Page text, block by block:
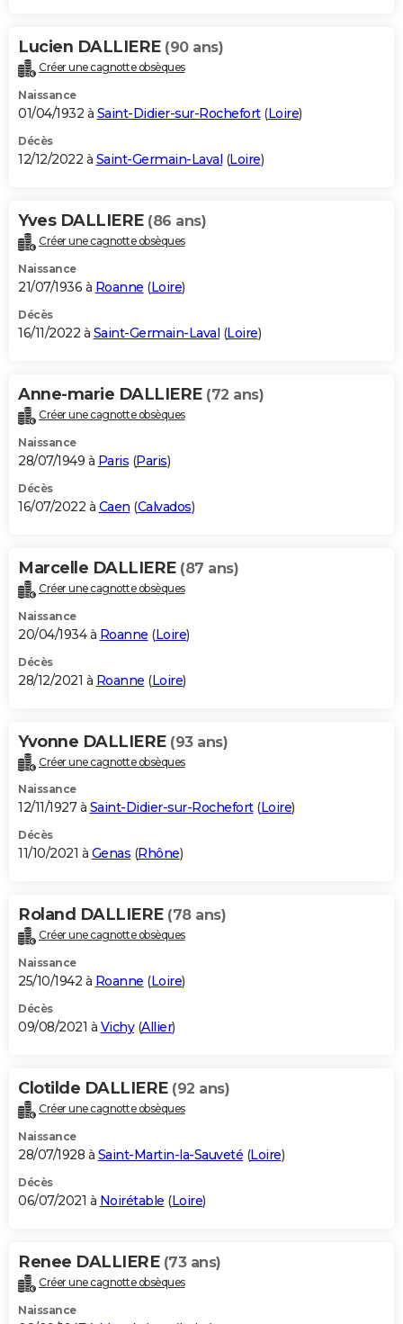
Lucien DALLIERE (90 ans)
Créer une cagnotte obsèques
Naissance
01/04/1932 à Saint-Didier-sur-Rochefort(Loire)
Décès
12/12/2022 à Saint-Germain-Laval (Loire)
Yves DALLIERE (86 ans)
Créer une cagnotte obsèques
Naissance
21/07/1936 à Roanne (Loire)
Décès
16/11/2022 à Saint-Germain-Laval (Loire)
Anne-marie DALLIERE (72 ans)
Créer une cagnotte obsèques
Naissance
28/07/1949 à Paris (Paris)
Décès
16/07/2022 à Caen (Calvados)
Marcelle DALLIERE (87 ans)
Créer une cagnotte obsèques
Naissance
20/04/1934 à Roanne (Loire)
Décès
28/12/2021 à Roanne (Loire)
Yvonne DALLIERE (93 ans)
Créer une cagnotte obsèques
Naissance
12/11/1927 à Saint-Didier-sur-Rochefort(Loire)
Décès
11/10/2021 à Genas (Rhône)
Roland DALLIERE (78 ans)
Créer une cagnotte obsèques
Naissance
25/10/1942 à Roanne (Loire)
Décès
09/08/2021 à Vichy(Allier)
Clotilde DALLIERE (92 ans)
Créer une cagnotte obsèques
Naissance
28/07/1928 à Saint-Martin-la-Sauveté (Loire)
Décès
06/07/2021 à Noirétable (Loire)
Renee DALLIERE (73 ans)
Créer une cagnotte obsèques
Naissance